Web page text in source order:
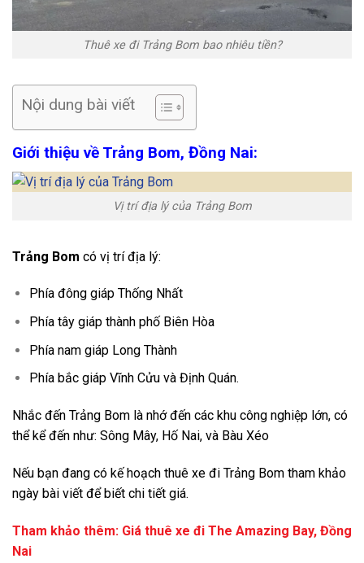
Thuê xe đi Trảng Bom bao nhiêu tiền?
Nội dung bài viết
Giới thiệu về Trảng Bom, Đồng Nai:
Vị trí địa lý của Trảng Bom
Trảng Bom có vị trí địa lý:
Phía đông giáp Thống Nhất
Phía tây giáp thành phố Biên Hòa
Phía nam giáp Long Thành
Phía bắc giáp Vĩnh Cửu và Định Quán.
Nhắc đến Trảng Bom là nhớ đến các khu công nghiệp lớn, có
thể kể đến như: Sông Mây, Hố Nai, và Bàu Xéo
Nếu bạn đang có kế hoạch thuê xe đi Trảng Bom tham khảo
ngày bài viết để biết chi tiết giá.
Tham khảo thêm: Giá thuê xe đi The Amazing Bay, Đồng
Nai